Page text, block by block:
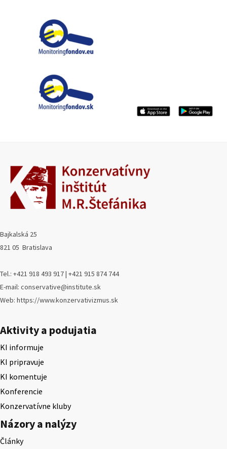
Bajkalská 25
821 05 Bratislava
Tel.: +421 918 493 917 | +421 915 874 744
E-mail: conservative@institute.sk
Web: https://www.konzervativizmus.sk
Aktivity a podujatia
KI informuje
KI pripravuje
KI komentuje
Konferencie
Konzervatívne kluby
Názory a nalýzy
Články